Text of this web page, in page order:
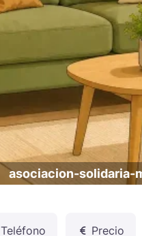
asociacion-solidaria-
Teléfono Precio